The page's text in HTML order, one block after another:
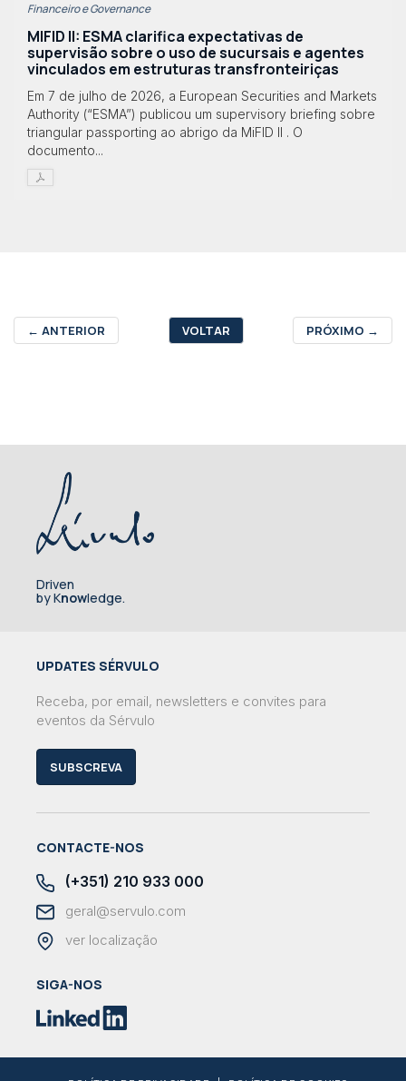
Financeiro e Governance
MIFID II: ESMA clarifica expectativas de
supervisão sobre o uso de sucursais e agentes
vinculados em estruturas transfronteiriças
Em 7 de julho de 2026, a European Securities and Markets
Authority (“ESMA”) publicou um supervisory briefing sobre
triangular passporting ao abrigo da MiFID II . O
documento...
← ANTERIOR VOLTAR PRÓXIMO →
Driven
by Knowledge.
UPDATES SÉRVULO
Receba, por email, newsletters e convites para
eventos da Sérvulo
SUBSCREVA
CONTACTE-NOS
(+351) 210 933 000
geral@servulo.com
ver localização
SIGA-NOS